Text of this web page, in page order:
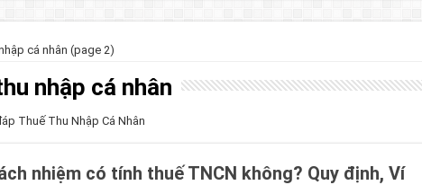
cá nhân (page 2)
nhập cá nhân
Thuế Thu Nhập Cá Nhân
nhiệm có tính thuế TNCN không? Quy định, Ví